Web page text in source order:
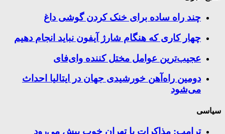
چند راه‌ ساده برای خنک کردن گوشی داغ
چهار کاری که هنگام شارژ آیفون نباید انجام دهیم
عجیب‌ترین عوامل مختل کننده وای‌فای
دومین راه‌آهن خورشیدی جهان در ایتالیا احداث
می‌شود
سیاسی
ترامپ: مذاکرات با تهران خوب پیش می‌رود